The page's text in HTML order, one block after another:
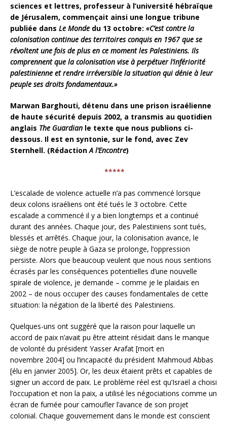
sciences et lettres, professeur à l’université hébraïque
de Jérusalem, commençait ainsi une longue tribune
publiée dans Le Monde du 13 octobre: «C’est contre la
colonisation continue des territoires conquis en 1967 que se
révoltent une fois de plus en ce moment les Palestiniens. Ils
comprennent que la colonisation vise à perpétuer l’infériorité
palestinienne et rendre irréversible la situation qui dénie à leur
peuple ses droits fondamentaux.»
Marwan Barghouti, détenu dans une prison israélienne
de haute sécurité depuis 2002, a transmis au quotidien
anglais The Guardian le texte que nous publions ci-
dessous. Il est en syntonie, sur le fond, avec Zev
Sternhell. (RédactionA l’Encontre)
*****
L’escalade de violence actuelle n’a pas commencé lorsque
deux colons israéliens ont été tués le 3 octobre. Cette
escalade a commencé il y a bien longtemps et a continué
durant des années. Chaque jour, des Palestiniens sont tués,
blessés et arrêtés. Chaque jour, la colonisation avance, le
siège de notre peuple à Gaza se prolonge, l’oppression
persiste. Alors que beaucoup veulent que nous nous sentions
écrasés par les conséquences potentielles d’une nouvelle
spirale de violence, je demande – comme je le plaidais en
2002 – de nous occuper des causes fondamentales de cette
situation: la négation de la liberté des Palestiniens.
Quelques-uns ont suggéré que la raison pour laquelle un
accord de paix n’avait pu être atteint résidait dans le manque
de volonté du président Yasser Arafat [mort en
novembre 2004] ou l’incapacité du président Mahmoud Abbas
[élu en janvier 2005]. Or, les deux étaient prêts et capables de
signer un accord de paix. Le problème réel est qu’Israël a choisi
l’occupation et non la paix, a utilisé les négociations comme un
écran de fumée pour camoufler l’avance de son projet
colonial. Chaque gouvernement dans le monde est conscient